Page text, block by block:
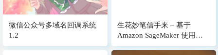
微信公众号多域名回调系统
1.2
生花妙笔信手来 – 基于
Amazon SageMaker 使用
Grounded-SAM 加速电商广